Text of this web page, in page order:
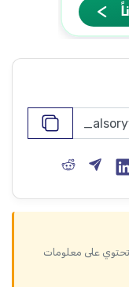
تحتوي على معلومات